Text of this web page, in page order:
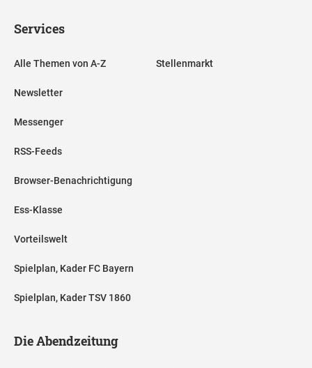
Services
Alle Themen von A-Z
Newsletter
Messenger
RSS-Feeds
Browser-Benachrichtigung
Ess-Klasse
Vorteilswelt
Spielplan, Kader FC Bayern
Spielplan, Kader TSV 1860
Stellenmarkt
Die Abendzeitung